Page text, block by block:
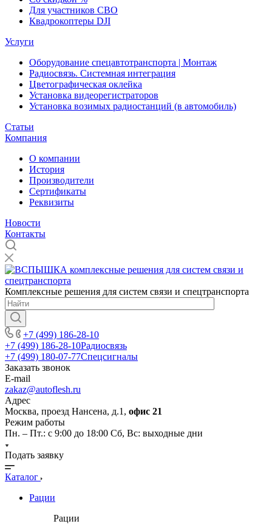
Для участников СВО
Квадрокоптеры DJI
Услуги
Оборудование спецавтотранспорта | Монтаж
Радиосвязь. Системная интеграция
Цветографическая оклейка
Установка видеорегистраторов
Установка возимых радиостанций (в автомобиль)
Статьи
Компания
О компании
История
Производители
Сертификаты
Реквизиты
Новости
Контакты
Комплексные решения для систем связи и спецтранспорта
+7 (499) 186-28-10
+7 (499) 186-28-10Радиосвязь
+7 (499) 180-07-77Спецсигналы
Заказать звонок
E-mail
zakaz@autoflesh.ru
Адрес
Москва, проезд Нансена, д.1, офис 21
Режим работы
Пн. – Пт.: с 9:00 до 18:00 Cб, Вс: выходные дни
Подать заявку
Каталог
Рации
Рации